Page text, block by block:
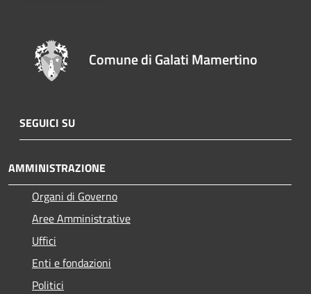
Comune di Galati Mamertino
SEGUICI SU
AMMINISTRAZIONE
Organi di Governo
Aree Amministrative
Uffici
Enti e fondazioni
Politici